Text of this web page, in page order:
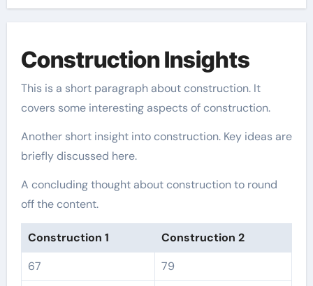
Construction Insights
This is a short paragraph about construction. It
covers some interesting aspects of construction.
Another short insight into construction. Key ideas are
briefly discussed here.
A concluding thought about construction to round
off the content.
Construction 1
Construction 2
67
79